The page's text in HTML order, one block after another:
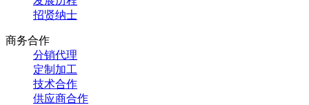
招贤纳士
商务合作
分销代理
定制加工
技术合作
供应商合作